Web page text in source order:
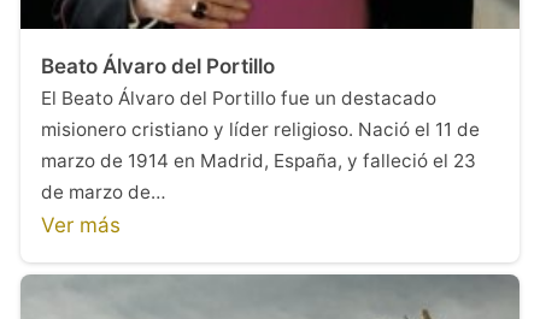
Beato Álvaro del Portillo
El Beato Álvaro del Portillo fue un destacado
misionero cristiano y líder religioso. Nació el 11 de
marzo de 1914 en Madrid, España, y falleció el 23
de marzo de…
Ver más